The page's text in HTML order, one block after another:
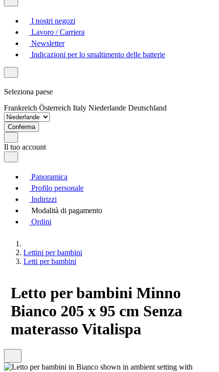
I nostri negozi
Lavoro / Carriera
Newsletter
Indicazioni per lo smaltimento delle batterie
Seleziona paese
Frankreich Österreich Italy Niederlande Deutschland
Conferma
Il tuo account
Panoramica
Profilo personale
Indirizzi
Modalità di pagamento
Ordini
Lettini per bambini
Letti per bambini
Letto per bambini Minno
Bianco 205 x 95 cm Senza
materasso Vitalispa